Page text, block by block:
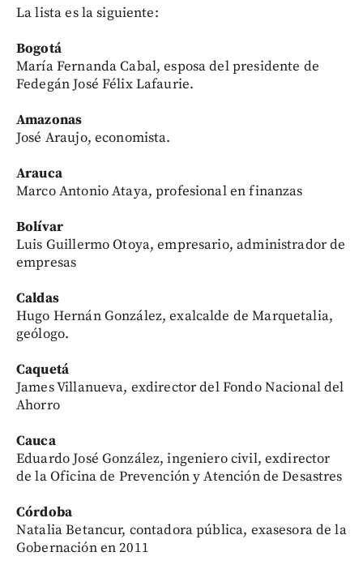
La lista es la siguiente:
Bogotá
María Fernanda Cabal, esposa del presidente de
Fedegán José Félix Lafaurie.
Amazonas
José Araujo, economista.
Arauca
Marco Antonio Ataya, profesional en finanzas
Bolívar
Luis Guillermo Otoya, empresario, administrador de
empresas
Caldas
Hugo Hernán González, exalcalde de Marquetalia,
geólogo.
Caquetá
James Villanueva, exdirector del Fondo Nacional del
Ahorro
Cauca
Eduardo José González, ingeniero civil, exdirector
de la Oficina de Prevención y Atención de Desastres
Córdoba
Natalia Betancur, contadora pública, exasesora de la
Gobernación en 2011